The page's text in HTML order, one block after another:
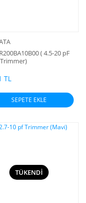
( 4.5-20 pF
TL
SEPETE EKLE
TÜKENDİ